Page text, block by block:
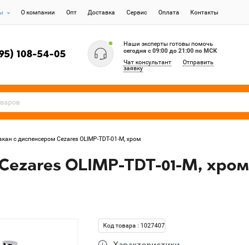
О компании Опт Доставка Сервис Оплата Контакты
108-54-05
Наши эксперты готовы помочь
сегодня c 09:00 до 21:00 по МСК
Чат консультант
Отправить
заявку
с диспенсером Cezares OLIMP-TDT-01-M, хром
OLIMP-TDT-01-M, хром
Код товара : 1027407